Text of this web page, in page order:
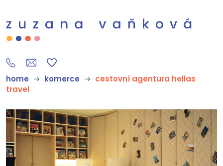
home komerce
cestovní agentura hellas
travel